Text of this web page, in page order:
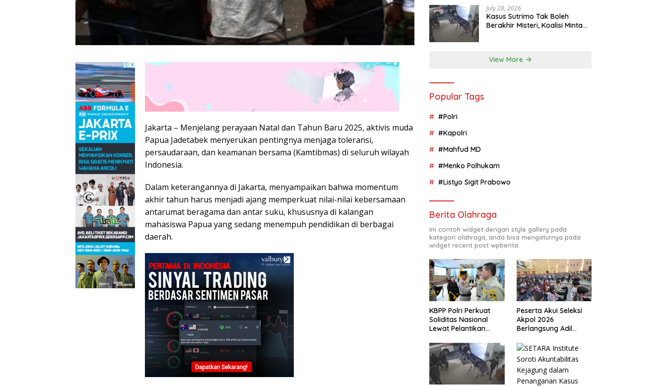
Jakarta – Menjelang perayaan Natal dan Tahun Baru 2025, aktivis muda
Papua Jadetabek menyerukan pentingnya menjaga toleransi,
persaudaraan, dan keamanan bersama (Kamtibmas) di seluruh wilayah
Indonesia.
Dalam keterangannya di Jakarta, menyampaikan bahwa momentum
akhir tahun harus menjadi ajang memperkuat nilai-nilai kebersamaan
antarumat beragama dan antar suku, khususnya di kalangan
mahasiswa Papua yang sedang menempuh pendidikan di berbagai
daerah.
July 28, 2026
Kasus Sutrimo Tak Boleh
Berakhir Misteri, Koalisi Minta
View More
Popular Tags
#Polri
#Kapolri
#Mahfud MD
#Menko Polhukam
#Listyo Sigit Prabowo
Berita Olahraga
Ini contoh widget dengan style gallery pada
kategori olahraga, anda bisa mengaturnya pada
widget recent post wpberita.
KBPP Polri Perkuat
Soliditas Nasional
Lewat Pelantikan
Peserta Akui Seleksi
Akpol 2026
Berlangsung Adil
Belakang